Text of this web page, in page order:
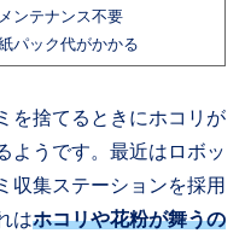
メンテナンス不要
紙パック代がかかる
を捨てるときにホコリが
ようです。最近はロボッ
収集ステーションを採用
はホコリや花粉が舞うの